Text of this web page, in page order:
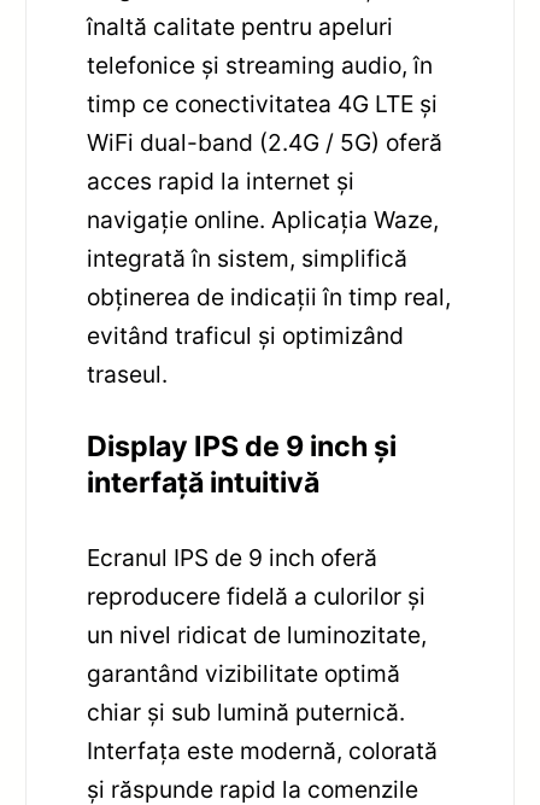
înaltă calitate pentru apeluri
telefonice și streaming audio, în
timp ce conectivitatea 4G LTE și
WiFi dual-band (2.4G / 5G) oferă
acces rapid la internet și
navigație online. Aplicația Waze,
integrată în sistem, simplifică
obținerea de indicații în timp real,
evitând traficul și optimizând
traseul.
Display IPS de 9 inch și
interfață intuitivă
Ecranul IPS de 9 inch oferă
reproducere fidelă a culorilor și
un nivel ridicat de luminozitate,
garantând vizibilitate optimă
chiar și sub lumină puternică.
Interfața este modernă, colorată
și răspunde rapid la comenzile